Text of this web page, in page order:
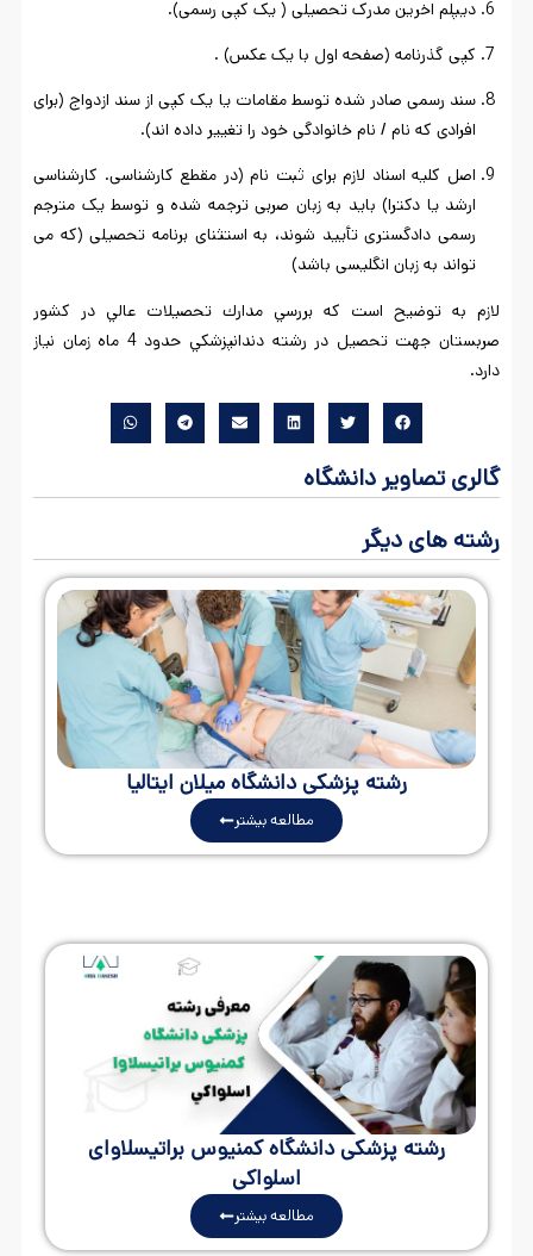
دیپلم اخرین مدرک تحصیلی ( یک کپی رسمی).
کپی گذرنامه (صفحه اول با یک عکس) .
سند رسمی صادر شده توسط مقامات یا یک کپی از سند ازدواج (برای
افرادی که نام / نام خانوادگی خود را تغییر داده اند).
اصل کلیه اسناد لازم برای ثبت نام (در مقطع کارشناسی. کارشناسی
ارشد یا دکترا) باید به زبان صربی ترجمه شده و توسط یک مترجم
رسمی دادگستری تأیید شوند، به استثنای برنامه تحصیلی (که می
تواند به زبان انگلیسی باشد)
لازم به توضيح است كه بررسي مدارك تحصيلات عالي در كشور
صربستان جهت تحصيل در رشته دندانپزشكي حدود 4 ماه زمان نياز
دارد.
گالری تصاویر دانشگاه
رشته های دیگر
رشته پزشکی دانشگاه میلان ایتالیا
مطالعه بیشتر
رشته پزشكی دانشگاه کمنیوس براتیسلاوای
اسلواكی
مطالعه بیشتر